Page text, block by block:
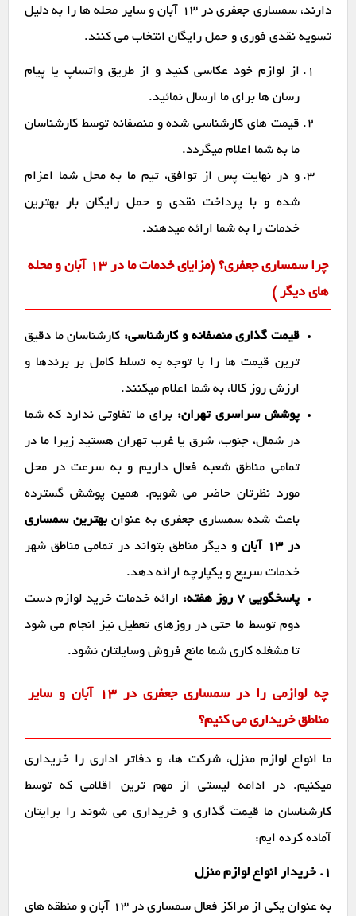
دارند، سمساری جعفری در ۱۳ آبان و سایر محله ها را به دلیل
تسویه نقدی فوری و حمل رایگان انتخاب می کنند.
از لوازم خود عکاسی کنید و از طریق واتساپ یا پیام
رسان ها برای ما ارسال نمائید.
قیمت های کارشناسی شده و منصفانه توسط کارشناسان
ما به شما اعلام میگردد.
و در نهایت پس از توافق، تیم ما به محل شما اعزام
شده و با پرداخت نقدی و حمل رایگان بار بهترین
خدمات را به شما ارائه میدهند.
چرا سمساری جعفری؟ (مزایای خدمات ما در ۱۳ آبان و محله
های دیگر )
قیمت گذاری منصفانه و کارشناسی: کارشناسان ما دقیق
ترین قیمت ها را با توجه به تسلط کامل بر برندها و
ارزش روز کالا، به شما اعلام میکنند.
پوشش سراسری تهران: برای ما تفاوتی ندارد که شما
در شمال، جنوب، شرق یا غرب تهران هستید زیرا ما در
تمامی مناطق شعبه فعال داریم و به سرعت در محل
مورد نظرتان حاضر می شویم. همین پوشش گسترده
باعث شده سمساری جعفری به عنوانبهترین سمساری
در ۱۳ آبان
و دیگر مناطق بتواند در تمامی مناطق شهر
خدمات سریع و یکپارچه ارائه دهد.
پاسخگویی ۷ روز هفته:
ارائه خدمات خرید لوازم دست
دوم توسط ما حتی در روزهای تعطیل نیز انجام می شود
تا مشغله کاری شما مانع فروش وسایلتان نشود.
چه لوازمی را در سمساری جعفری در ۱۳ آبان و سایر
مناطق خریداری می کنیم؟
ما انواع لوازم منزل، شرکت ها، و دفاتر اداری را خریداری
میکنیم. در ادامه لیستی از مهم ترین اقلامی که توسط
کارشناسان ما قیمت گذاری و خریداری می شوند را برایتان
آماده کرده ایم:
1. خریدار انواع لوازم منزل
به عنوان یکی از مراکز فعال سمساری در ۱۳ آبان و منطقه های